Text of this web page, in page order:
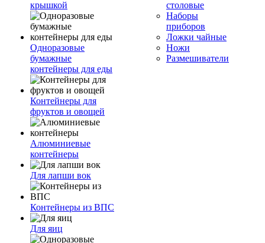
крышкой
Одноразовые
бумажные
контейнеры для еды
Контейнеры для
фруктов и овощей
Алюминиевые
контейнеры
Для лапши вок
Контейнеры из ВПС
Для яиц
столовые
Наборы
приборов
Ложки чайные
Ножи
Размешиватели